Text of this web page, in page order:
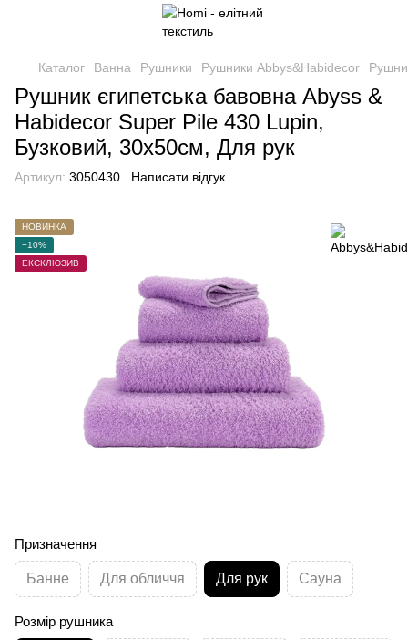
Каталог Ванна Рушники Рушники Abbys&Habidecor
Рушник єгипетська бавовна Abyss &
Habidecor Super Pile 430 Lupin,
Бузковий, 30х50см, Для рук
Артикул: 3050430 Написати відгук
НОВИНКА
−10%
ЕКСКЛЮЗИВ
Призначення
Банне Для обличчя Для рук Сауна
Розмір рушника